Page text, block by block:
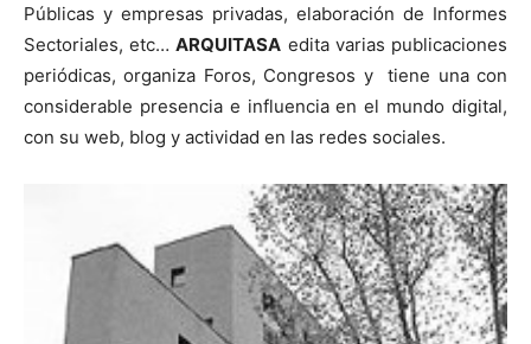
Públicas y empresas privadas, elaboración de Informes
Sectoriales, etc…ARQUITASA edita varias publicaciones
periódicas, organiza Foros, Congresos y tiene una con
considerable presencia e influencia en el mundo digital,
con su web, blog y actividad en las redes sociales.